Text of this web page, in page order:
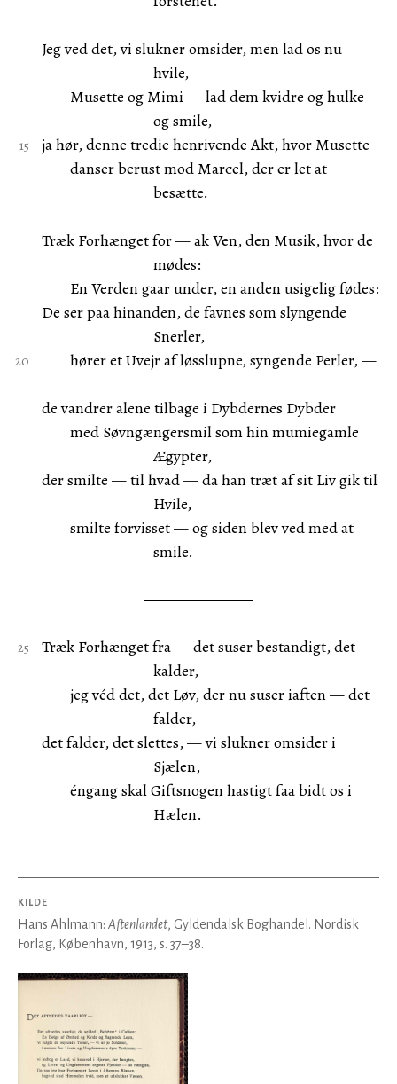
Jeg ved det, vi slukner omsider, men lad os nu
hvile,
Musette og Mimi — lad dem kvidre og hulke
og smile,
ja hør, denne tredie henrivende Akt, hvor Musette
danser berust mod Marcel, der er let at
besætte.
Træk Forhænget for — ak Ven, den Musik, hvor de
mødes:
En Verden gaar under, en anden usigelig fødes:
De ser paa hinanden, de favnes som slyngende
Snerler,
hører et Uvejr af løsslupne, syngende Perler, —
de vandrer alene tilbage i Dybdernes Dybder
med Søvngængersmil som hin mumiegamle
Ægypter,
der smilte — til hvad — da han træt af sit Liv gik til
Hvile,
smilte forvisset — og siden blev ved med at
smile.
Træk Forhænget fra — det suser bestandigt, det
kalder,
jeg véd det, det Løv, der nu suser iaften — det
falder,
det falder, det slettes, — vi slukner omsider i
Sjælen,
éngang skal Giftsnogen hastigt faa bidt os i
Hælen.
KILDE
Hans Ahlmann: Aftenlandet, Gyldendalsk Boghandel. Nordisk
Forlag, København, 1913, s. 37–38.